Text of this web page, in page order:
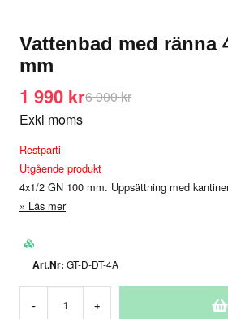
Vattenbad med ränna
mm
6 900 kr
1 990 kr
Exkl moms
Restparti
Utgående produkt
4x1/2 GN 100 mm. Uppsättning med
Läs mer
GT-D-DT-4A
- +